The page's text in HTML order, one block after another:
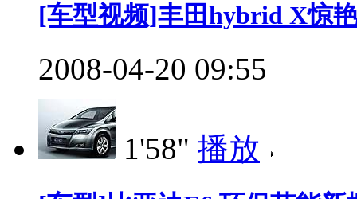
[车型视频]丰田hybrid X惊
2008-04-20 09:55
1'58" 播放